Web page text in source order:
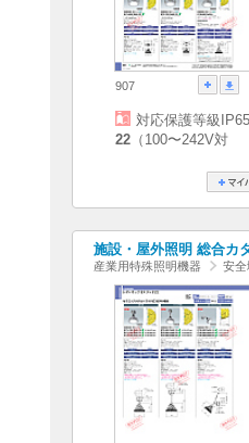
907
対応保護等級IP65
22 （100〜242V対
施設・屋外照明 総合カ
産業用特殊照明機器 安全